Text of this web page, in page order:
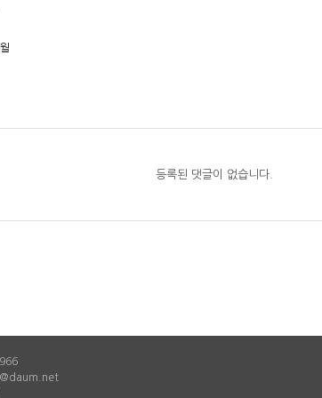
등록된 댓글이 없습니다.